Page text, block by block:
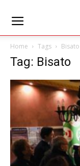
Home Tags Bisato
Tag: Bisato